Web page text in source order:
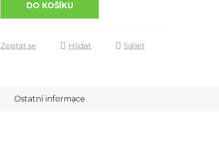
DO KOŠÍKU
Zeptat se Hlídat Sdílet
Ostatní informace